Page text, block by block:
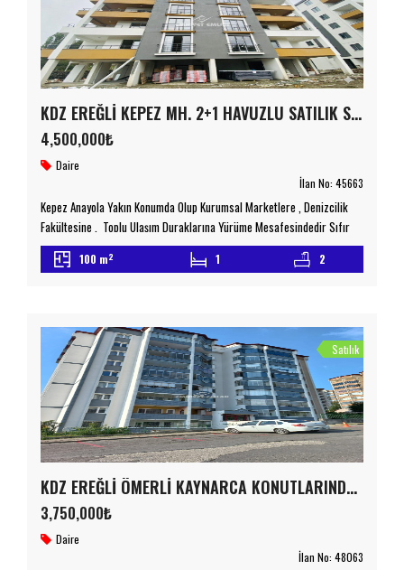
KDZ EREĞLİ KEPEZ MH. 2+1 HAVUZLU SATILIK SIFIR DAİRE
4,500,000₺
Daire
İlan No: 45663
Kepez Anayola Yakın Konumda Olup Kurumsal Marketlere , Denizcilik
Fakültesine , Toplu Ulaşım Duraklarına Yürüme Mesafesindedir Sıfır
Olan Dairemizin Açık Yüzme Havuzu Bulunmakta Olup Bitim Aşamasına
Yaklaşmıştır Ebeveyn Banyosu Bulunmaktadır Geniş Ve Ferah Kullanım
Belgesi No : 6700078
100 m2 1 2
Satılık
KDZ EREĞLİ ÖMERLİ KAYNARCA KONUTLARINDA 3+1 SATILIK FIRSAT DAİRE
3,750,000₺
Daire
İlan No: 48063